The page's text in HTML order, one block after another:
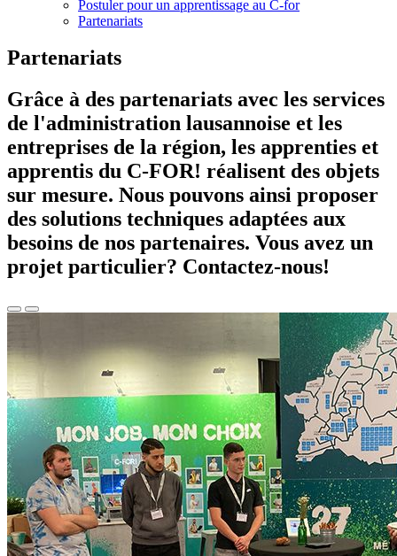
Postuler pour un apprentissage au C-for
Partenariats
Partenariats
Grâce à des partenariats avec les services
de l'administration lausannoise et les
entreprises de la région, les apprenties et
apprentis du C-FOR! réalisent des objets
sur mesure. Nous pouvons ainsi proposer
des solutions techniques adaptées aux
besoins de nos partenaires. Vous avez un
projet particulier? Contactez-nous!